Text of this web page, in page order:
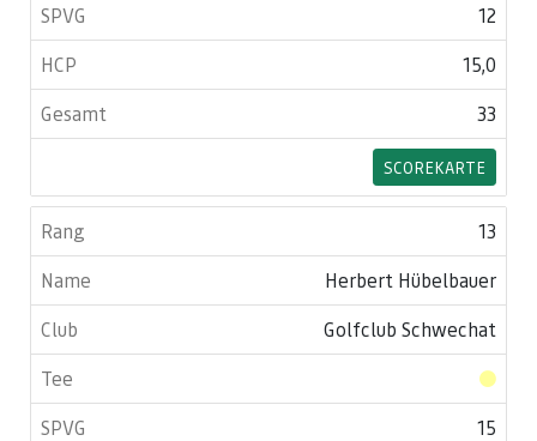
12
15,0
33
SCOREKARTE
13
Herbert Hübelbauer
Golfclub Schwechat
15